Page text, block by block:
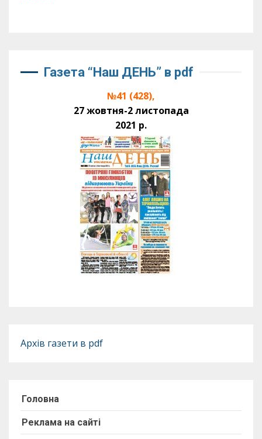
Газета “Наш ДЕНЬ” в pdf
№41 (428),
27 жовтня-2 листопада
2021 р.
Архів газети в pdf
Головна
Реклама на сайті